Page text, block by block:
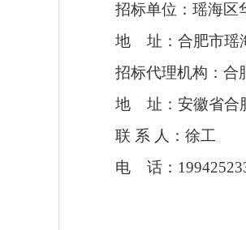
招标单位：瑶海区
地
址：合肥市瑶
招标代理机构：合
地
址：安徽省合
联 系 人：徐工
电
话：